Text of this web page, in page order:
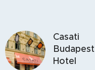
Casati
Budapest
Hotel